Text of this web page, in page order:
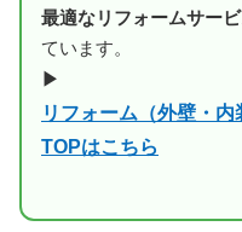
最適なリフォームサー
ています。
▶
リフォーム（外壁・
TOPはこちら